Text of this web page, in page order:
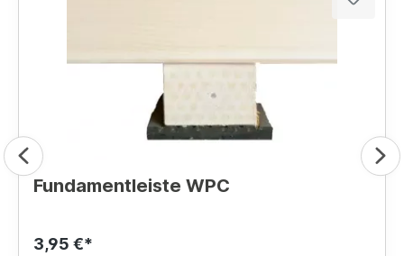
Fundamentleiste WPC
3,95 €*